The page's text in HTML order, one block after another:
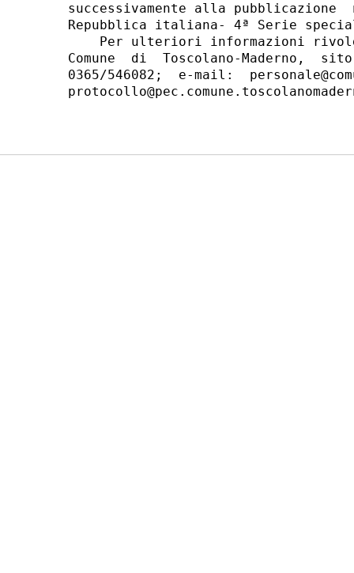
successivamente alla
Repubblica italiana- 4ª Serie
Per ulteriori informazioni
Comune  di  Toscolano-
0365/546082;  e-mail: